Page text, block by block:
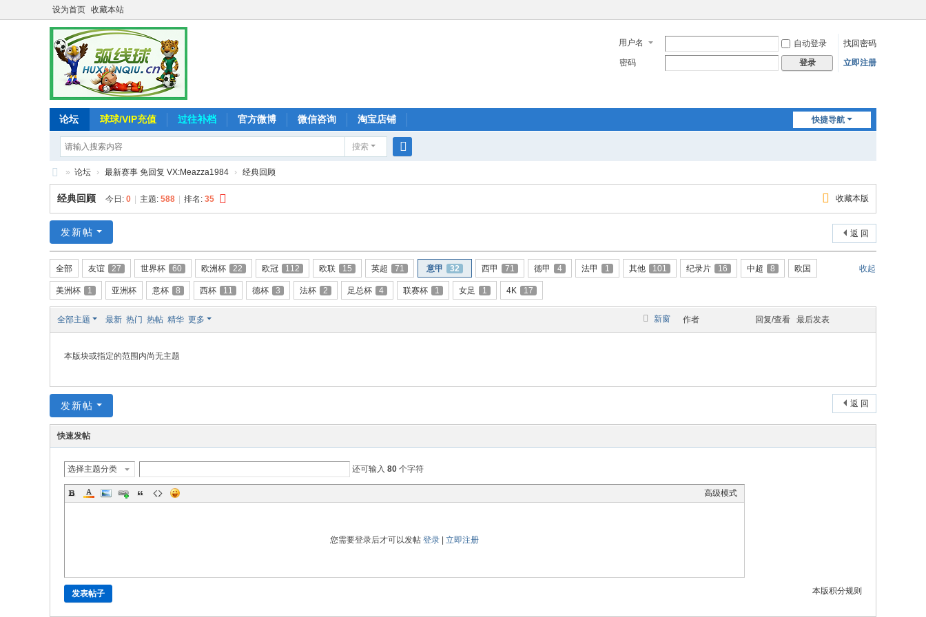
设为首页 收藏本站
用户名 自动登录
找回密码
密码
登录 立即注册
快捷导航
论坛 球球/VIP充值 过往补档 官方微博 微信咨询 淘宝店铺
搜索
索
弧
线
-
追
求
致
» 论坛 › 最新赛事 免回复 VX:Meazza1984 › 经典回顾
收藏本版
经典回顾 今日: 0 主题: 588 排名: 35
返 回
发新帖
收起
全部 友谊 27 世界杯 60 欧洲杯 22 欧冠 112 欧联 15 英超 71 意甲 32 西甲 71 德甲 4 法甲 1 其他 101 纪录片 16 中超 8 欧国
美洲杯 1 亚洲杯 意杯 8 西杯 11 德杯 3 法杯 2 足总杯 4 联赛杯 1 女足 1 4K 17
新窗
全部主题 最新 热门 热帖 精华 更多 作者 回复/查看 最后发表
本版块或指定的范围内尚无主题
返 回
发新帖
快速发帖
选择主题分类 还可输入 80 个字符
高级模式
您需要登录后才可以发帖 登录 立即注册
本版积分规则
发表帖子